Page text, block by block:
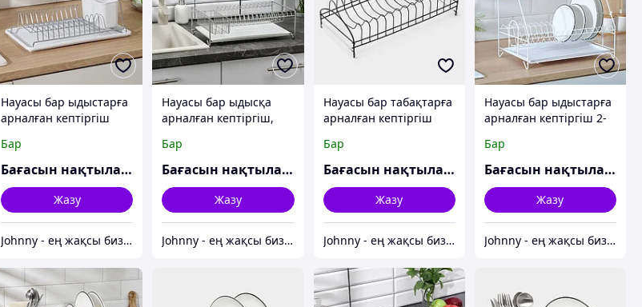
Науасы бар ыдыстарға
арналған кептіргіш
38.5×21.5×12.5 см,
МИКС
Бар
Бағасын нақтылаңыз
Жазу
Johnny - ең жақсы бизнес-серіктес
Науасы бар ыдысқа
арналған кептіргіш,
Бар
Бағасын нақтылаңыз
Жазу
Johnny - ең жақсы бизнес-серіктес
Науасы бар табақтарға
арналған кептіргіш
арналған, қара
Бар
Бағасын нақтылаңыз
Жазу
Johnny - ең жақсы бизнес-серіктес
Науасы бар ыдыстарға
арналған кептіргіш 2-
ақ
Бар
Бағасын нақтылаңыз
Жазу
Johnny - ең жақсы бизнес-серіктес